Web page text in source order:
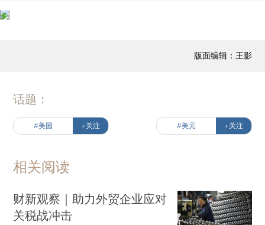
版面编辑：王影
话题：
#美国 +关注 #美元 +关注
相关阅读
财新观察｜助力外贸企业应对
关税战冲击